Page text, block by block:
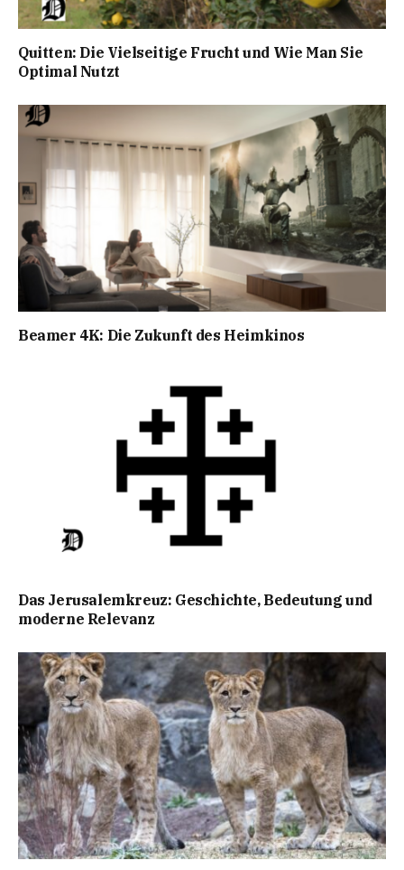
Quitten: Die Vielseitige Frucht und Wie Man Sie
Optimal Nutzt
Beamer 4K: Die Zukunft des Heimkinos
Das Jerusalemkreuz: Geschichte, Bedeutung und
moderne Relevanz